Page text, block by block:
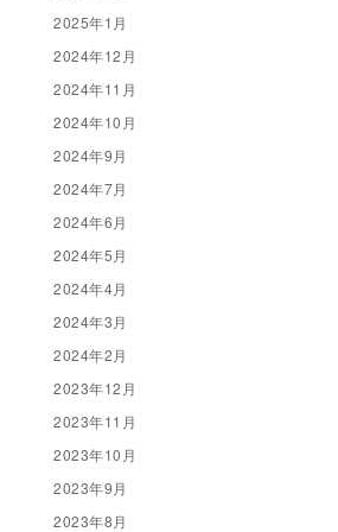
2025年1月
2024年12月
2024年11月
2024年10月
2024年9月
2024年7月
2024年6月
2024年5月
2024年4月
2024年3月
2024年2月
2023年12月
2023年11月
2023年10月
2023年9月
2023年8月